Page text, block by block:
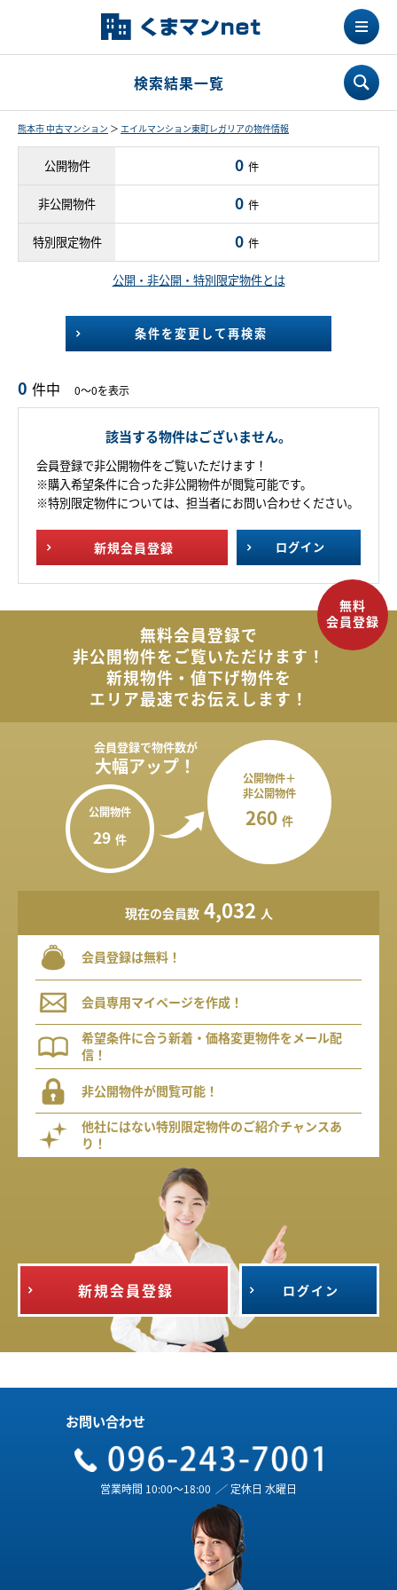
検索結果一覧
熊本市 中古マンション ＞ エイルマンション東町レガリアの物件情報
公開物件 0 件
非公開物件 0 件
特別限定物件 0 件
公開・非公開・特別限定物件とは
条件を変更して再検索
0 件中 0～0を表示
該当する物件はございません。
会員登録で非公開物件をご覧いただけます！
※購入希望条件に合った非公開物件が閲覧可能です。
※特別限定物件については、担当者にお問い合わせください。
新規会員登録 ログイン
無料会員登録で
非公開物件をご覧いただけます！
新規物件・値下げ物件を
エリア最速でお伝えします！
会員登録で物件数が
大幅アップ！
公開物件
29 件
公開物件＋
非公開物件
260 件
現在の会員数 4,032 人
会員登録は無料！
会員専用マイページを作成！
希望条件に合う新着・価格変更物件をメール配
信！
非公開物件が閲覧可能！
他社にはない特別限定物件のご紹介チャンスあ
り！
新規会員登録 ログイン
お問い合わせ
営業時間 10:00～18:00 ／ 定休日 水曜日